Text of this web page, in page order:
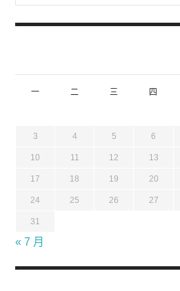
一 二 三 四
3 4 5 6
10 11 12 13
17 18 19 20
24 25 26 27
31
« 7 月